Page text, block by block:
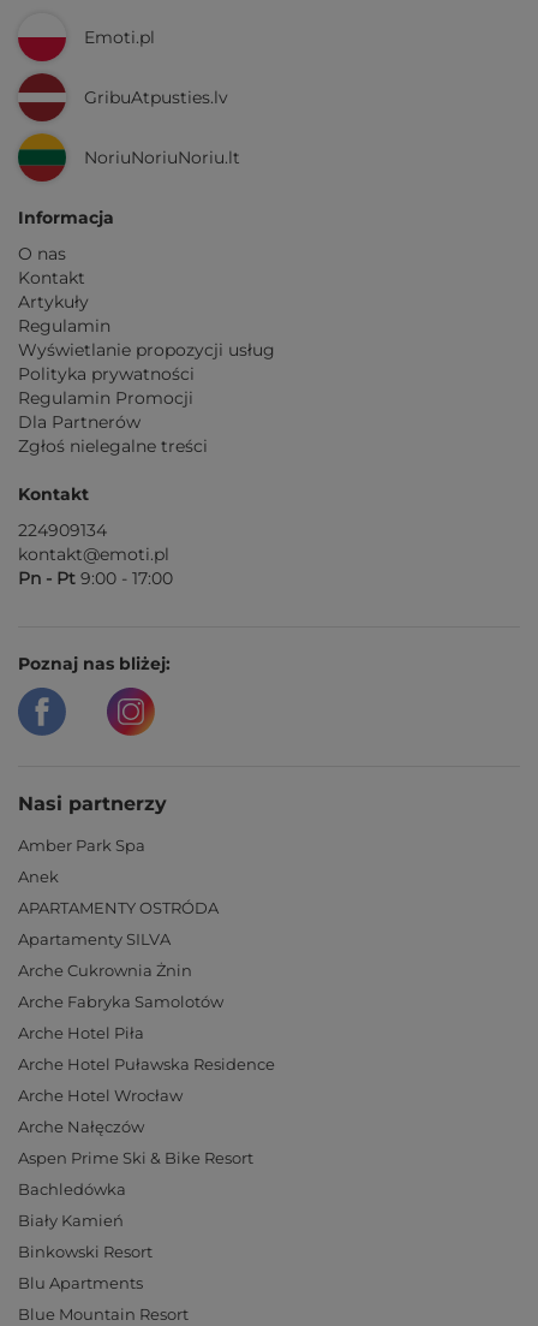
Emoti.pl
GribuAtpusties.lv
NoriuNoriuNoriu.lt
Informacja
O nas
Kontakt
Artykuły
Regulamin
Wyświetlanie propozycji usług
Polityka prywatności
Regulamin Promocji
Dla Partnerów
Zgłoś nielegalne treści
Kontakt
224909134
kontakt@emoti.pl
Pn - Pt 9:00 - 17:00
Poznaj nas bliżej:
Nasi partnerzy
Amber Park Spa
Anek
APARTAMENTY OSTRÓDA
Apartamenty SILVA
Arche Cukrownia Żnin
Arche Fabryka Samolotów
Arche Hotel Piła
Arche Hotel Puławska Residence
Arche Hotel Wrocław
Arche Nałęczów
Aspen Prime Ski & Bike Resort
Bachledówka
Biały Kamień
Binkowski Resort
Blu Apartments
Blue Mountain Resort